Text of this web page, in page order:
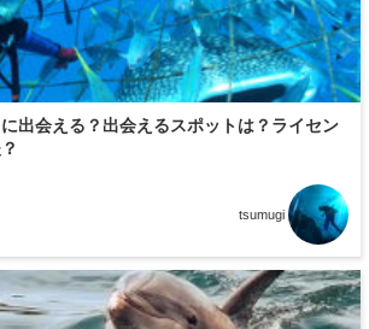
出会える？出会えるスポットは？ライセン
tsumugi